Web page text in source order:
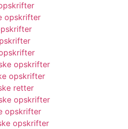
opskrifter
opskrifter
opskrifter
retter
opskrifter
opskrifter
opskrifter